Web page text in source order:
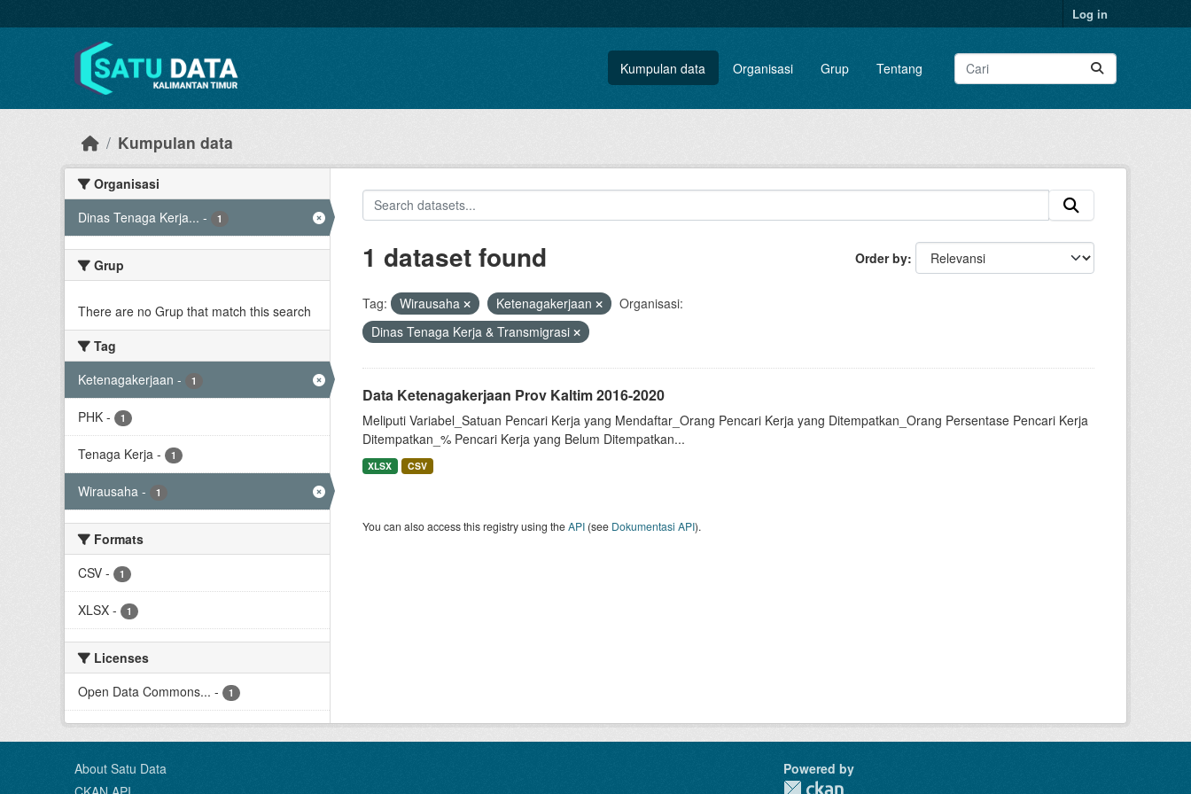
Log in
Kumpulan data Organisasi Grup Tentang
Kumpulan data
Organisasi
Dinas Tenaga Kerja... - 1
Grup
There are no Grup that match this search
Tag
Ketenagakerjaan - 1
PHK - 1
Tenaga Kerja - 1
Wirausaha - 1
Formats
CSV - 1
XLSX - 1
Licenses
Open Data Commons... - 1
Order by
1 dataset found
Tag: Wirausaha Ketenagakerjaan
Organisasi:
Dinas Tenaga Kerja & Transmigrasi
Data Ketenagakerjaan Prov Kaltim 2016-2020
Meliputi Variabel_Satuan Pencari Kerja yang Mendaftar_Orang Pencari Kerja yang Ditempatkan_Orang Persentase Pencari Kerja
Ditempatkan_% Pencari Kerja yang Belum Ditempatkan...
XLSX CSV
You can also access this registry using theAPI(see Dokumentasi API).
About Satu Data
Powered by